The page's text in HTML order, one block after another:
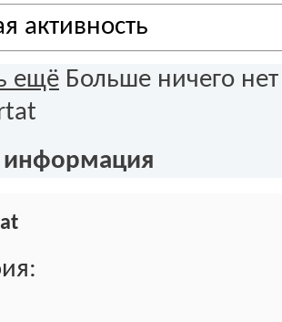
активность
ещё Больше ничего нет
информация